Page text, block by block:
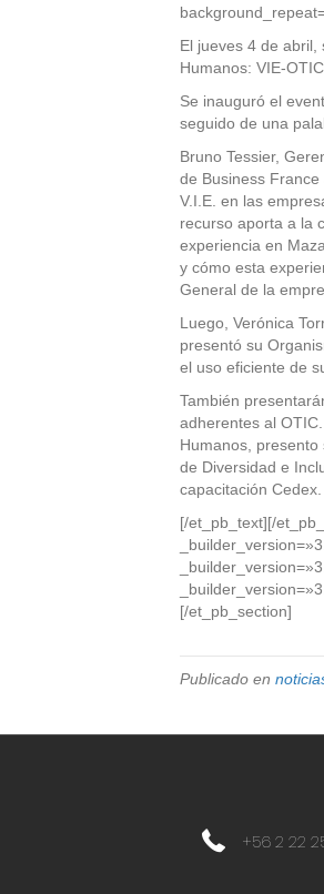
El jueves 4 de abril,
Humanos: VIE-
Se inauguró el
seguido de una
Bruno Tessier,
de Business
V.I.E. en las
recurso aporta a la
experiencia en
y cómo esta
General de la
Luego, Verónica
presentó su
el uso eficiente de
También
adherentes al
Humanos,
de Diversidad e
capacitación Cedex.
[/et_pb_text][/
[/et_pb_section]
Publicado en
+56 2 22 25 55 47
+56 2 22